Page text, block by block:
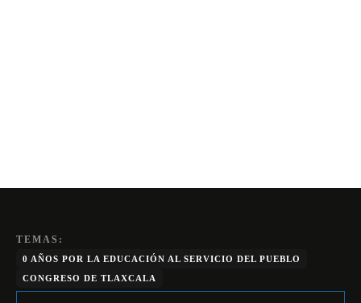
TEMAS:
0 AÑOS POR LA EDUCACIÓN AL SERVICIO DEL PUEBLO
CONGRESO DE TLAXCALA